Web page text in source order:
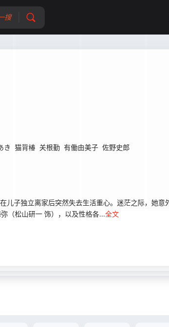
搜
き 猫背椿 关根勤 有働由美子 佐野史郎
子独立离家后突然失去生活重心。迷茫之际，她意
（松山研一 饰），以及性格各...全文